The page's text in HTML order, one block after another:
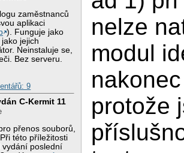
zaměstnanců
aplikaci
). Funguje jako
jejich
Neinstaluje se,
Bez serveru.
9
C-Kermit 11
přenos souborů,
této příležitosti
vydání poslední
nelze
modul
protože